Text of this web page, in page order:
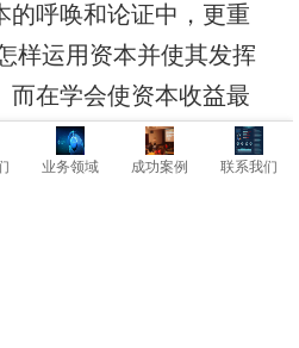
的呼唤和论证中，更重
样运用资本并使其发挥
而在学会使资本收益最
程上，财
务管理就是企
第一课。
业务领域 成功案例 联系我们